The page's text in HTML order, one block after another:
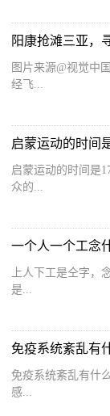
阳康抢滩三亚，
图片来源@视觉中
经飞...
启蒙运动的时间是
众的...
一个人一个工念
上人下工是仝字，
是...
免疫系统紊乱有
免疫系统紊乱有什
感...